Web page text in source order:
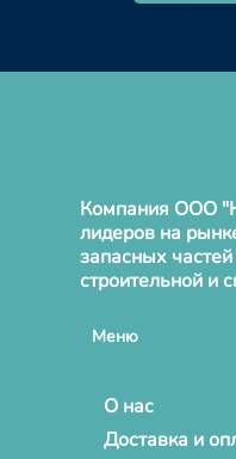
Компания ООО
лидеров на
запасных
строительной и
Меню
О нас
Доставка и